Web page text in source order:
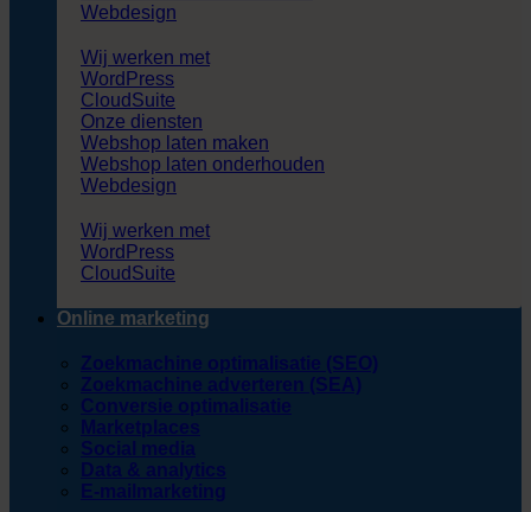
Webdesign
Wij werken met
WordPress
CloudSuite
Onze diensten
Webshop laten maken
Webshop laten onderhouden
Webdesign
Wij werken met
WordPress
CloudSuite
Online marketing
Zoekmachine optimalisatie (SEO)
Zoekmachine adverteren (SEA)
Conversie optimalisatie
Marketplaces
Social media
Data & analytics
E-mailmarketing